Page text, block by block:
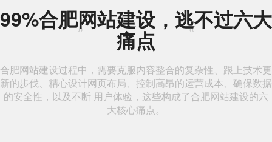
99%合肥网站建设，逃不过六大
痛点
合肥网站建设过程中，需要克服内容整合的复杂性、跟上技术更
新的步伐、精心设计网页布局、控制高昂的运营成本、确保数据
的安全性，以及不断 用户体验，这些构成了合肥网站建设的六
大核心痛点。